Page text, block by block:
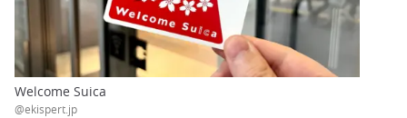
Welcome Suica
@ekispert.jp